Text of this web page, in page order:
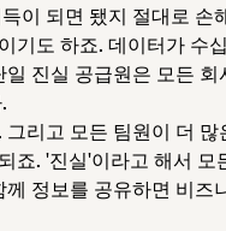
이 되면 됐지 절대로 손
기도 하죠. 데이터가 수
진실 공급원은 모든
그리고 모든 팀원이 더
죠. '진실'이라고 해서
께 정보를 공유하면 비즈